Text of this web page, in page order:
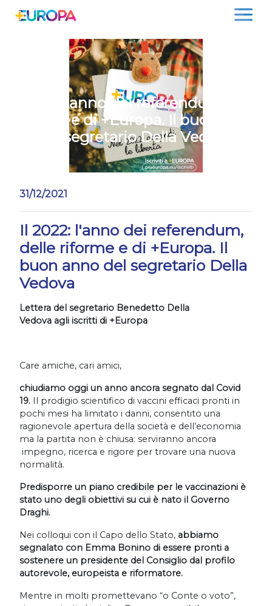
Il 2022: l'anno dei referendum, delle
riforme e di +Europa. Il buon anno
del segretario Della Vedova
31/12/2021
Il 2022: l'anno dei referendum,
delle riforme e di +Europa. Il
buon anno del segretario Della
Vedova
Lettera del segretario Benedetto Della
Vedova agli iscritti di +Europa
Care amiche, cari amici,
chiudiamo oggi un anno ancora segnato dal Covid
19. Il prodigio scientifico di vaccini efficaci pronti in
pochi mesi ha limitato i danni, consentito una
ragionevole apertura della società e dell’economia
ma la partita non è chiusa: serviranno ancora
impegno, ricerca e rigore per trovare una nuova
normalità.
Predisporre un piano credibile per le vaccinazioni è
stato uno degli obiettivi su cui è nato il Governo
Draghi.
Nei colloqui con il Capo dello Stato, abbiamo
segnalato con Emma Bonino di essere pronti a
sostenere un presidente del Consiglio dal profilo
autorevole, europeista e riformatore.
Mentre in molti promettevano “o Conte o voto”,